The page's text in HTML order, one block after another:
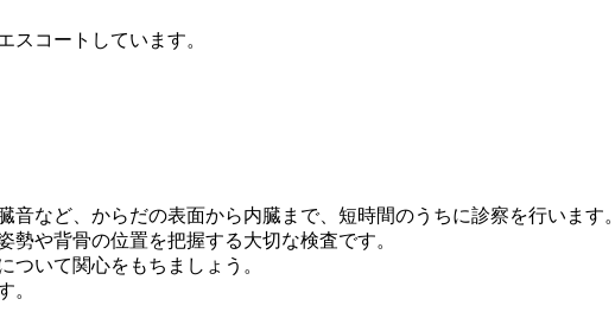
スコートしています。
音など、からだの表面から内臓まで、短時間のうちに診察を行います。
勢や背骨の位置を把握する大切な検査です。
ついて関心をもちましょう。
。